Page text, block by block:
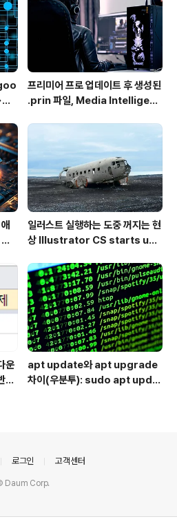
프리미어 프로 업데이트 후 생성된
.prin 파일, Media Intelligenc
일러스트 실행하는 도중 꺼지는 현
상 Illustrator CS starts up
ly
운
응
apt update와 apt upgrade
차이(우분투): sudo apt updat
로그인 고객센터
Daum Corp.